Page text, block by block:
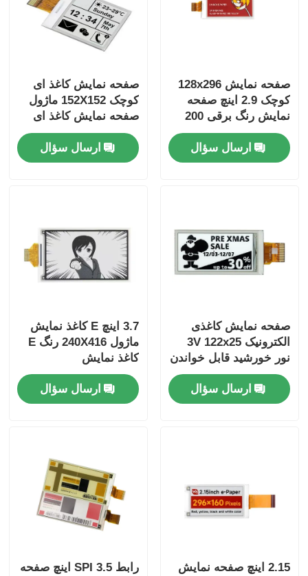
صفحه نمایش 128x296
کوچک 2.9 اینچ صفحه
نمایش رنگ برقی 200
Cd / M2
ارسال سؤال
صفحه نمایش کاغذ ای
کوچک 152X152 ماژول
صفحه نمایش کاغذ ای
1.31 اینچ با رابط SPI
ارسال سؤال
صفحه نمایش کاغذی
الکترونیک 3V 122x25
نور خورشید قابل خواندن
صفحه نمایش بیرونی
2.13 اینچ
ارسال سؤال
3.7 اینچ E کاغذ نمایش
ماژول 240X416 رنگ E
کاغذ نمایش
ارسال سؤال
2.15 اینچ صفحه نمایش رابط SPI 3.5 اینچ صفحه